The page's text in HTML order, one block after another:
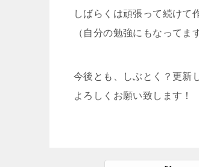
しばらくは頑張って続けて
（自分の勉強にもなってま
今後とも、しぶとく？更新
よろしくお願い致します！